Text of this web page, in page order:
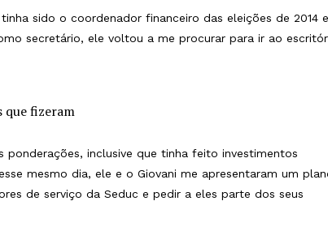
sido o coordenador financeiro das eleições de 2014 e
secretário, ele voltou a me procurar para ir ao
que fizeram
ponderações, inclusive que tinha feito investimentos
mesmo dia, ele e o Giovani me apresentaram um
de serviço da Seduc e pedir a eles parte dos seus